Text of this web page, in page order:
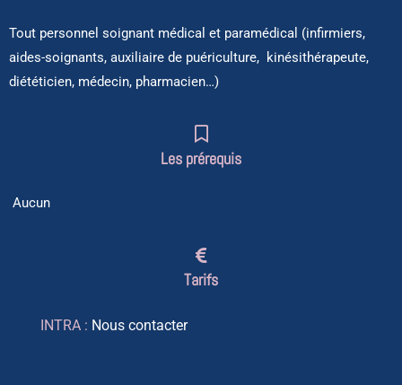
Tout personnel soignant médical et paramédical (infirmiers,
aides-soignants, auxiliaire de puériculture, kinésithérapeute,
diététicien, médecin, pharmacien…)
Les prérequis
Aucun
Tarifs
INTRA : Nous contacter